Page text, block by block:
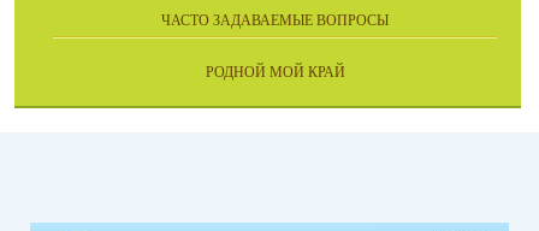
ЧАСТО ЗАДАВАЕМЫЕ ВОПРОСЫ
РОДНОЙ МОЙ КРАЙ